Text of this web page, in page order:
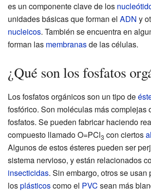
es un componente clave de los
unidades básicas que forman el ADN y
nucleicos. También se encuentra en
forman las membranasde las células.
¿Qué son los fosfatos
Los fosfatos orgánicos son un tipo de
fosfórico. Son moléculas más complejas
fosfatos. Se pueden fabricar haciendo
compuesto llamado O=PCl3 con ciertos
Algunos de estos ésteres pueden ser
sistema nervioso, y están relacionados
insecticidas. Sin embargo, otros se usan
losplásticoscomo el PVC sean más